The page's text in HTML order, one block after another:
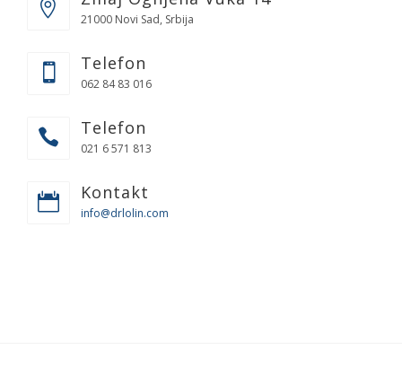
21000 Novi Sad, Srbija
Telefon
062 84 83 016
Telefon
021 6 571 813
Kontakt
info@drlolin.com